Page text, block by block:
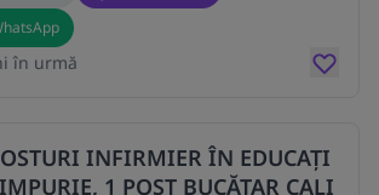
în urmă
INFIRMIER ÎN EDUCAȚI
1 POST BUCĂTAR CALI